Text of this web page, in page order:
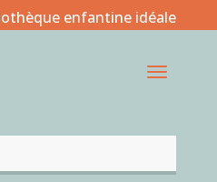
enfantine idéale